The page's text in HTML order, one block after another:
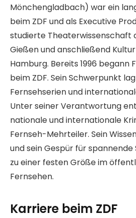
Mönchengladbach) war ein
beim ZDF und als Executive
studierte Theaterwissenschaft
Gießen und anschließend
Hamburg. Bereits 1996 begann
beim ZDF. Sein Schwerpunkt
Fernsehserien und
Unter seiner Verantwortung
nationale und internationale
Fernseh-Mehrteiler. Sein
und sein Gespür für
zu einer festen Größe im
Fernsehen.
Karriere beim ZDF